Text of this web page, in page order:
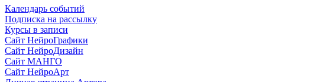
Календарь событий
Подписка на рассылку
Курсы в записи
Сайт НейроГрафики
Сайт НейроДизайн
Сайт МАНГО
Сайт НейроАрт